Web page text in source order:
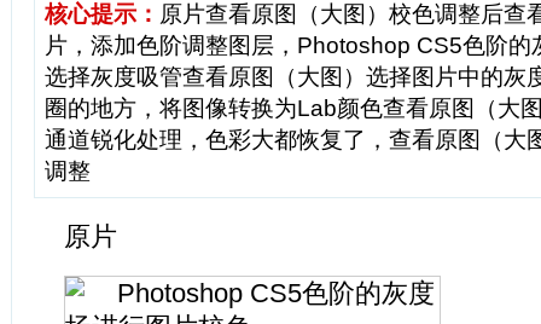
核心提示： 原片查看原图（大图）校色调整后查
片，添加色阶调整图层，Photoshop CS5色阶的
选择灰度吸管查看原图（大图）选择图片中的灰
圈的地方，将图像转换为Lab颜色查看原图（大
通道锐化处理，色彩大都恢复了，查看原图（大
调整
原片